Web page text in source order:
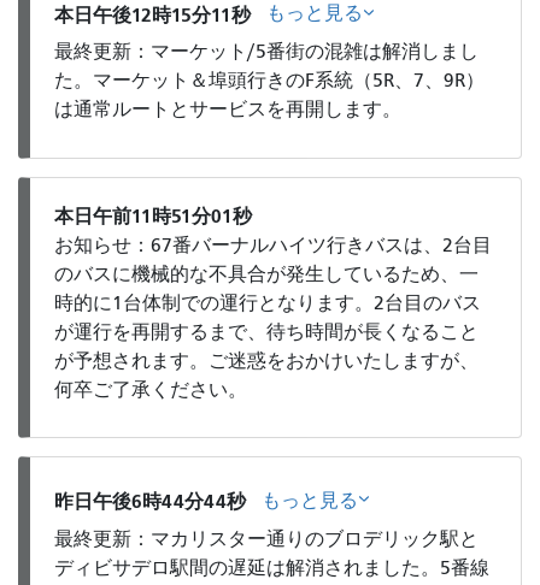
本日午後12時15分11秒
もっと見る
最終更新：マーケット/5番街の混雑は解消しまし
た。マーケット＆埠頭行きのF系統（5R、7、9R）
は通常ルートとサービスを再開します。
本日午前11時51分01秒
お知らせ：67番バーナルハイツ行きバスは、2台目
のバスに機械的な不具合が発生しているため、一
時的に1台体制での運行となります。2台目のバス
が運行を再開するまで、待ち時間が長くなること
が予想されます。ご迷惑をおかけいたしますが、
何卒ご了承ください。
昨日午後6時44分44秒
もっと見る
最終更新：マカリスター通りのブロデリック駅と
ディビサデロ駅間の遅延は解消されました。5番線